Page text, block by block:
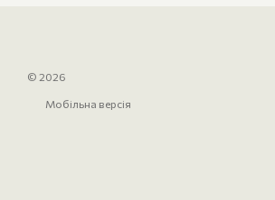
© 2026
Мобільна версія